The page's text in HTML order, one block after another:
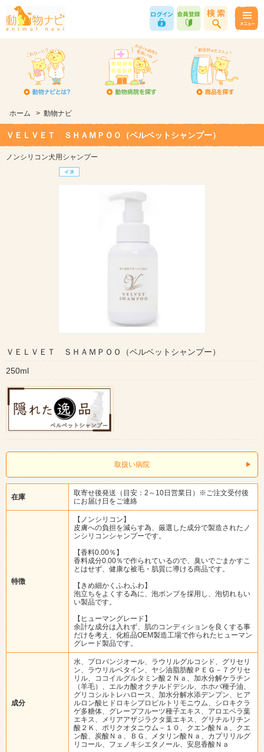
ホーム > 動物ナビ
ＶＥＬＶＥＴ ＳＨＡＭＰＯＯ（ベルベットシャンプー）
ノンシリコン犬用シャンプー
ＶＥＬＶＥＴ ＳＨＡＭＰＯＯ（ベルベットシャンプー）
250ml
取扱い病院
在庫
取寄せ後発送（目安：2～10日営業日）※ご注文受付後
にお届け日をご連絡
特徴
【ノンシリコン】
皮膚への負担を減らす為、厳選した成分で製造されたノ
ンシリコンシャンプーです。
【香料0.00％】
香料成分0.00％で作られているので、臭いでごまかすこ
とはせず、健康な被毛・肌質に導ける商品です。
【きめ細かくふわふわ】
泡立ちをよくする為に、泡ポンプを採用し、泡切れもい
い製品です。
【ヒューマングレード】
余計な成分は入れず、肌のコンディションを良くする事
だけを考え、化粧品OEM製造工場で作られたヒューマン
グレード製品です。
成分
水、プロパンジオール、ラウリルグルコシド、グリセリ
ン、ラウリルベタイン、ヤシ油脂肪酸ＰＥＧ－７グリセ
リル、ココイルグルタミン酸２Ｎａ、加水分解ケラチン
（羊毛）、エルカ酸オクチルドデシル、ホホバ種子油、
グリコシルトレハロース、加水分解水添デンプン、ヒア
ルロン酸ヒドロキシプロピルトリモニウム、シロキクラ
ゲ多糖体、グレープフルーツ種子エキス、アロエベラ葉
エキス、メリアアザジラクタ葉エキス、グリチルリチン
酸２Ｋ、ポリクオタニウム－１０、クエン酸Ｎａ、クエ
ン酸、炭酸Ｎａ、ＢＧ、メタリン酸Ｎａ、カプリリルグ
リコール、フェノキシエタノール、安息香酸Ｎａ